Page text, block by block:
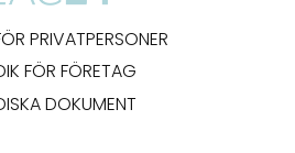
PRIVATPERSONER
FÖR FÖRETAG
DOKUMENT